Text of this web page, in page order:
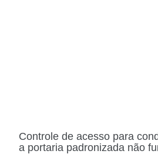
Controle de acesso para
a portaria padronizada não